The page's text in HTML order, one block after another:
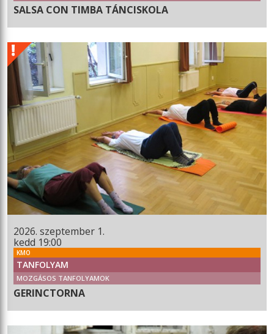
SALSA CON TIMBA TÁNCISKOLA
2026. szeptember 1.
kedd 19:00
KMO
TANFOLYAM
MOZGÁSOS TANFOLYAMOK
GERINCTORNA